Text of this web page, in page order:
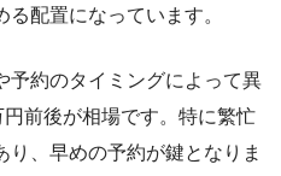
配置になっています。
予約のタイミングによって異
前後が相場です。特に繁忙
、早めの予約が鍵となりま